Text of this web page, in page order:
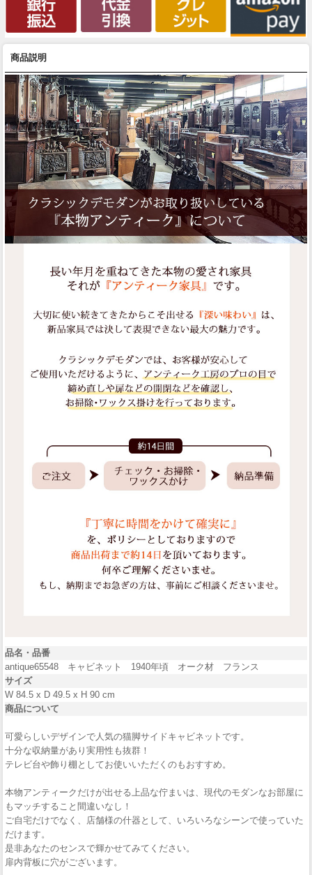
商品説明
品名・品番
antique65548 キャビネット 1940年頃 オーク材 フランス
サイズ
W 84.5 x D 49.5 x H 90 cm
商品について
可愛らしいデザインで人気の猫脚サイドキャビネットです。
十分な収納量があり実用性も抜群！
テレビ台や飾り棚としてお使いいただくのもおすすめ。
本物アンティークだけが出せる上品な佇まいは、現代のモダンなお部屋に
もマッチすること間違いなし！
ご自宅だけでなく、店舗様の什器として、いろいろなシーンで使っていた
だけます。
是非あなたのセンスで輝かせてみてください。
扉内背板に穴がございます。